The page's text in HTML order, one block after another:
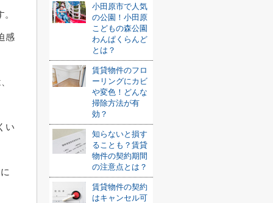
感
い
小田原市で人気
の公園！小田原
こどもの森公園
わんぱくらんど
とは？
賃貸物件のフロ
ーリングにカビ
や変色！どんな
掃除方法が有
効？
知らないと損す
ることも？賃貸
物件の契約期間
の注意点とは？
賃貸物件の契約
はキャンセル可